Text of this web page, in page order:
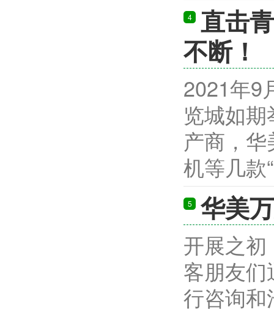
4
直击
不断！
2021年9
览城如
产商，
机等几款
5 华美
开展之
客朋友
行咨询